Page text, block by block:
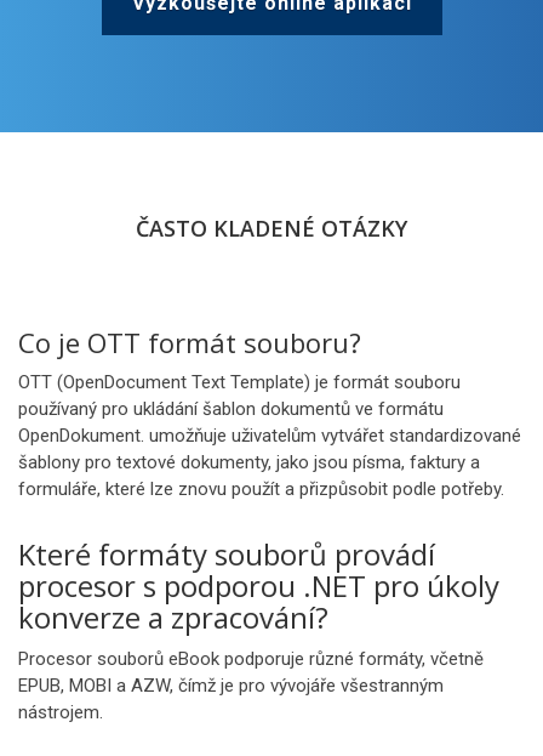
ČASTO KLADENÉ OTÁZKY
Co je OTT formát souboru?
OTT (OpenDocument Text Template) je formát souboru
používaný pro ukládání šablon dokumentů ve formátu
OpenDokument. umožňuje uživatelům vytvářet standardizované
šablony pro textové dokumenty, jako jsou písma, faktury a
formuláře, které lze znovu použít a přizpůsobit podle potřeby.
Které formáty souborů provádí
procesor s podporou .NET pro úkoly
konverze a zpracování?
Procesor souborů eBook podporuje různé formáty, včetně
EPUB, MOBI a AZW, čímž je pro vývojáře všestranným
nástrojem.